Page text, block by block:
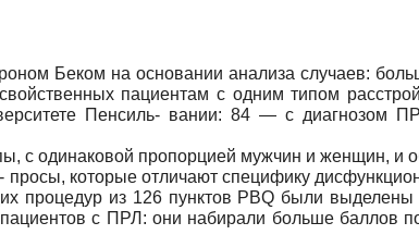
Беком на основании анализа случаев:
пациентам с одним типом
Пенсиль- вании: 84 — с диагнозом
с одинаковой пропорцией мужчин и женщин, и
которые отличают специфику
процедур из 126 пунктов PBQ были
с ПРЛ: они набирали больше баллов